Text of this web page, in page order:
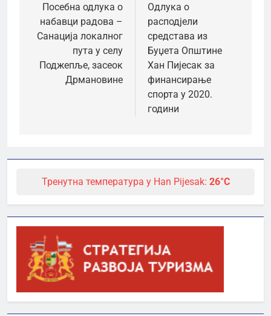
чланка
Посебна одлука о
набавци радова –
Санација локалног
пута у селу
Поджепље, засеок
Дрмановине
Одлука о
расподјели
средстава из
Буџета Општине
Хан Пијесак за
финансирање
спорта у 2020.
години
Тренутна температура у Han Pijesak: 26°C